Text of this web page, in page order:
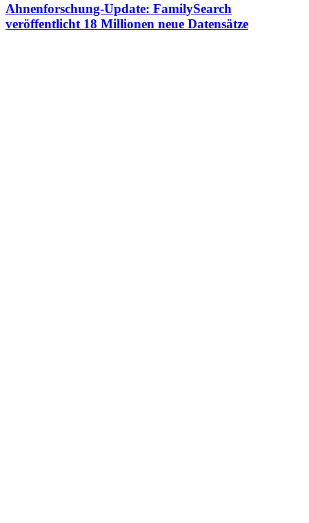
Ahnenforschung-Update: FamilySearch
veröffentlicht 18 Millionen neue Datensätze